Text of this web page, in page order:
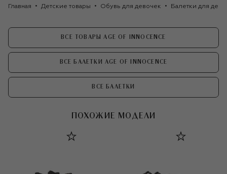
Главная Детские товары Обувь для девочек Балетки для
ВСЕ ТОВАРЫ AGE OF INNOCENCE
ВСЕ БАЛЕТКИ AGE OF INNOCENCE
ВСЕ БАЛЕТКИ
ПОХОЖИЕ МОДЕЛИ